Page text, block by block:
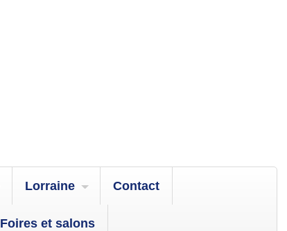
Lorraine Contact
Foires et salons